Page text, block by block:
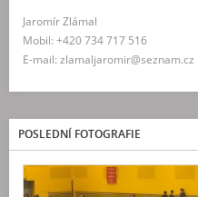
Jaromír Zlámal
Mobil: +420 734 717 516
E-mail: zlamaljaromir@seznam.cz
POSLEDNÍ FOTOGRAFIE